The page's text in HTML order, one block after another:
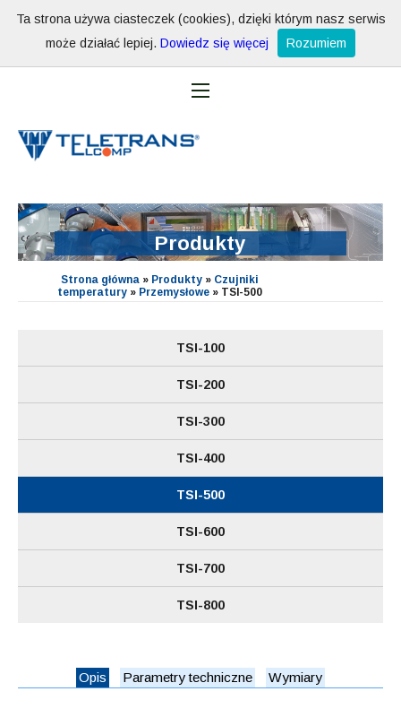
Ta strona używa ciasteczek (cookies), dzięki którym nasz serwis
może działać lepiej. Dowiedz się więcej Rozumiem
Produkty
Strona główna » Produkty » Czujniki
temperatury » Przemysłowe » TSI-500
TSI-100
TSI-200
TSI-300
TSI-400
TSI-500
TSI-600
TSI-700
TSI-800
Opis Parametry techniczne Wymiary